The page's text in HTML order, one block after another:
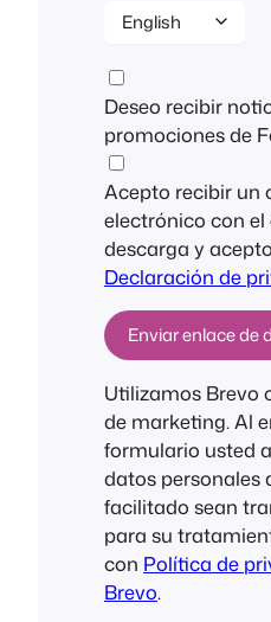
Deseo recibir
promociones de
Acepto recibir un
electrónico con el
descarga y
Declaración de
Utilizamos Brevo
de marketing. Al
formulario usted
datos personales
facilitado sean
para su
con Política de
Brevo.